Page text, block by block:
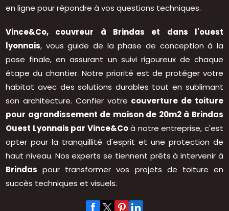
en ligne pour répondre à vos questions techniques.
Vince&Co, couvreur à Brindas et dans l'ouest
lyonnais, vous guide de la phase de conception à la
pose finale, en assurant un suivi rigoureux de chaque
étape du chantier. Notre priorité est de protéger votre
habitat avec des solutions durables tout en sublimant
son architecture. Confier votre couverture de toiture
pour agrandissement de maison de 20m2 à Brindas
Ouest Lyonnais par Vince&Coà notre entreprise, c'est
opter pour la tranquillité d'esprit et une protection de
haut niveau. Nos experts se tiennent prêts à intervenir à
Brindas pour transformer vos projets de toiture en
succès techniques et visuels.